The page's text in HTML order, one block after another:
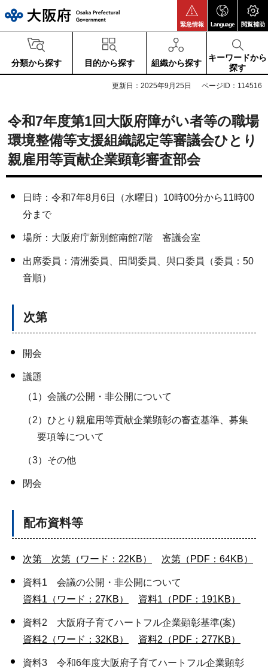
緊急情報 Language 閲覧補助
分類から探す 目的から探す 組織から探す
キーワードから
探す
更新日：2025年9月25日 ページID：114516
令和7年度第1回大阪府障がい者等の職場
環境整備等支援組織認定等審議会ひとり
親雇用等貢献企業顕彰審査部会
日時：令和7年8月6日（水曜日）10時00分から11時00
分まで
場所：大阪府庁新別館南館7階 審議会室
出席委員：清洲委員、田間委員、與口委員（委員：50
音順）
次第
開会
議題
（1）会議の公開・非公開について
（2）ひとり親雇用等貢献企業顕彰の審査基準、募集
要項等について
（3）その他
閉会
配布資料等
次第 次第（ワード：22KB） 次第（PDF：64KB）
資料1 会議の公開・非公開について
資料1（ワード：27KB）
資料1（PDF：191KB）
資料2 大阪府子育てハートフル企業顕彰基準(案)
資料2（ワード：32KB）
資料2（PDF：277KB）
資料3 令和6年度大阪府子育てハートフル企業顕彰